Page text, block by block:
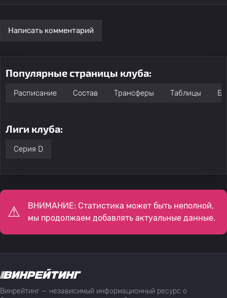
Написать комментарий
Популярные страницы клуба:
Расписание Состав Трансферы Таблицы
Лиги клуба:
Серия D
ВНИМАНИЕ: Статистика может быть неполной,
мы продолжаем добавлять актуальные данные.
Винрейтинг — независимый информационный ресурс о